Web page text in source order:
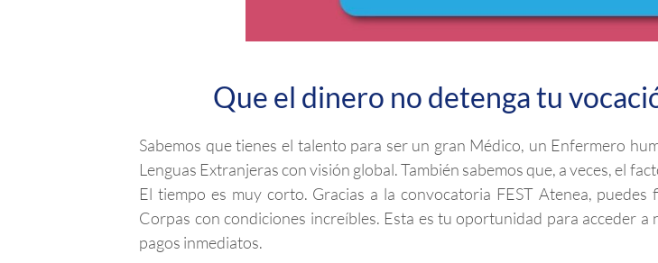
Que el dinero no detenga tu
Sabemos que tienes el talento para ser un gran Médico, un Enfermero
Lenguas Extranjeras con visión global. También sabemos que, a veces, el
El tiempo es muy corto. Gracias a la convocatoria FEST Atenea,
Corpas con condiciones increíbles. Esta es tu oportunidad para acceder
pagos inmediatos.